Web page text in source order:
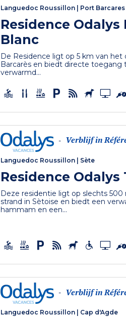
Languedoc Roussillon Port Barcares
Residence Odalys
Blanc
De Residence ligt op 5 km van
Barcarès en biedt directe
verwarmd...
- Verblijf in
Languedoc Roussillon | Sète
Residence Odalys
Deze residentie ligt op slechts
strand in Sètoise en biedt een
hammam en een...
- Verblijf in
Languedoc Roussillon Cap d'Agde